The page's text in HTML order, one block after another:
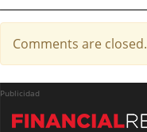
Comments are closed.
Publicidad